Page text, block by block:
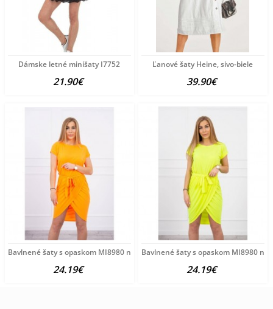
Dámske letné minišaty I7752
21.90€
Ľanové šaty Heine, sivo-biele
39.90€
Bavlnené šaty s opaskom MI8980 neónovo oranžové Univerzálna
24.19€
Bavlnené šaty s opaskom MI8980
24.19€